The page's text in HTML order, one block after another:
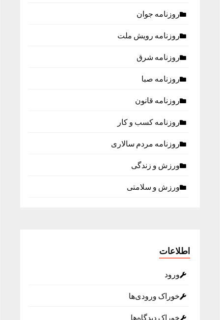
روزنامه جوان
روزنامه رویش ملت
روزنامه شرق
روزنامه صبا
روزنامه قانون
روزنامه كسب و كار
روزنامه مردم سالاری
ورزش و زندگی
ورزش و سلامتی
اطلاعات
ورود
خوراک ورودی‌ها
خوراک دیدگاه‌ها